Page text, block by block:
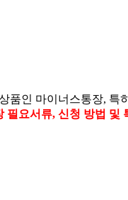
품인 마이너스통장, 특
필요서류, 신청 방법 및